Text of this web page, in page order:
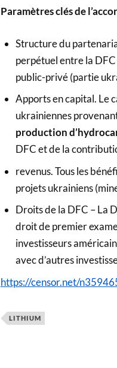
Paramètres clés de
Structure du
perpétuel entre la
public-privé (partie
Apports en capital. Le
ukrainiennes
production
DFC et de la
revenus. Tous les
projets ukrainiens
Droits de la DFC – La
droit de premier
investisseurs
avec d’autres
https://censor.net/
LITHIUM